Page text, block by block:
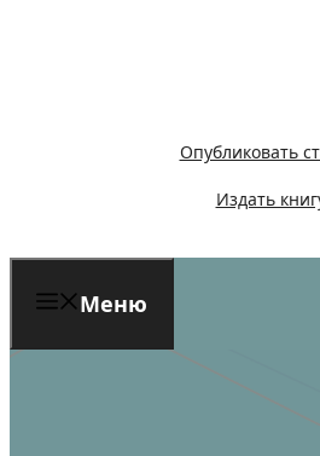
Опубликовать
Издать
Меню